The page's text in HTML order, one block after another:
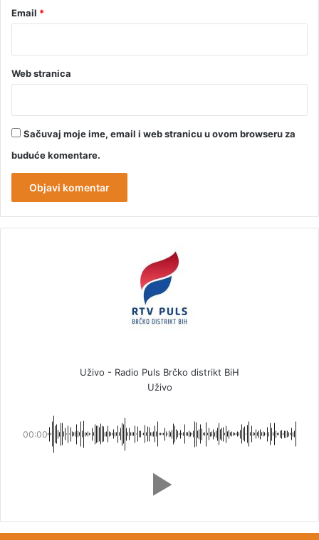
Email *
Web stranica
Sačuvaj moje ime, email i web stranicu u ovom browseru za
buduće komentare.
Uživo - Radio Puls Brčko distrikt BiH
Uživo
00:00